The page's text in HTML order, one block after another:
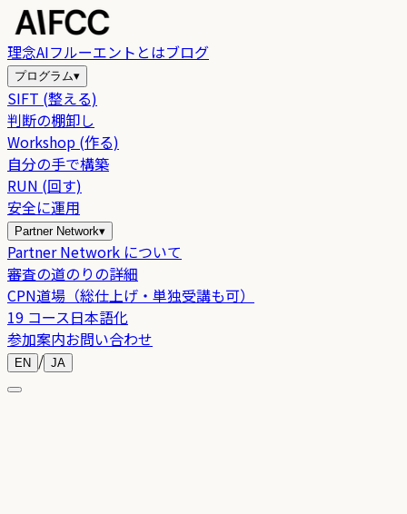
理念AIフルーエントとはブログ
プログラム▾
SIFT (整える)
判断の棚卸し
Workshop (作る)
自分の手で構築
RUN (回す)
安全に運用
Partner Network▾
Partner Network について
審査の道のりの詳細
CPN道場（総仕上げ・単独受講も可）
19 コース日本語化
参加案内お問い合わせ
EN / JA